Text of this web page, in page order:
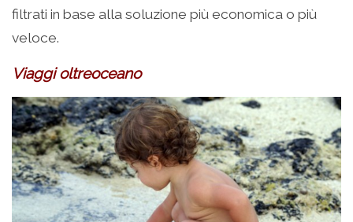
filtrati in base alla soluzione più economica o più
veloce.
Viaggi oltreoceano